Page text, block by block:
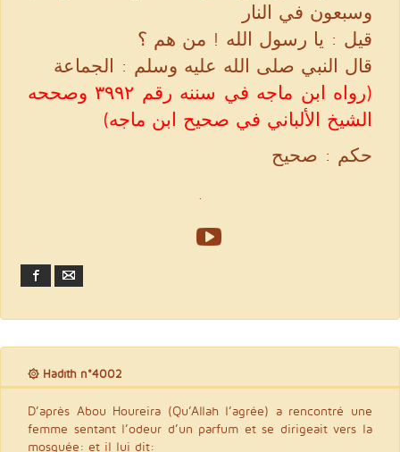
وسبعون في النار
قيل : يا رسول الله ! من هم ؟
قال النبي صلى الله عليه وسلم : الجماعة
(رواه ابن ماجه في سننه رقم ٣٩٩٢ وصححه
الشيخ الألباني في صحيح ابن ماجه)
حكم : صحيح
Facebook
۞ Hadith n°4002
D’après Abou Houreira (Qu’Allah l’agrée) a rencontré une
femme sentant l’odeur d’un parfum et se dirigeait vers la
mosquée: et il lui dit: